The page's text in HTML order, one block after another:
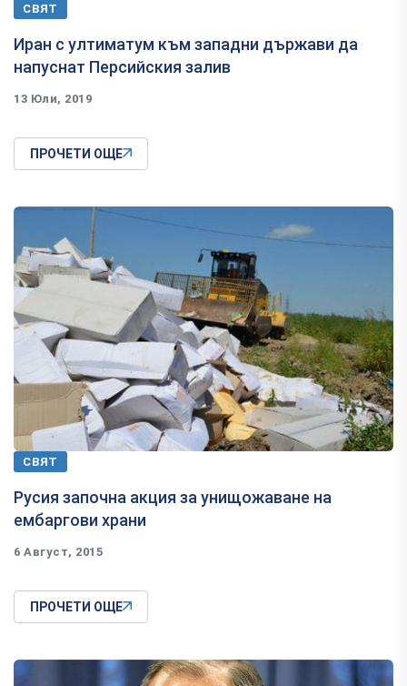
СВЯТ
Иран с ултиматум към западни държави да
напуснат Персийския залив
13 Юли, 2019
ПРОЧЕТИ ОЩЕ
СВЯТ
Русия започна акция за унищожаване на
ембаргови храни
6 Август, 2015
ПРОЧЕТИ ОЩЕ